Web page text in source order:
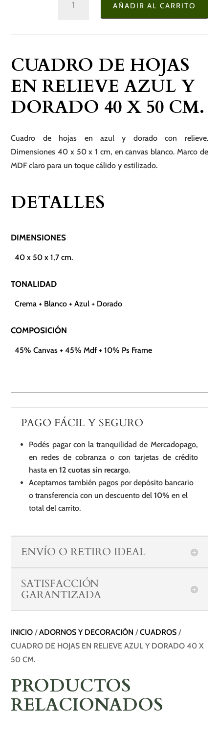
en
Azul
y
Dorado
40
AÑADIR AL CARRITO
CUADRO DE HOJAS
EN RELIEVE AZUL Y
DORADO 40 X 50 CM.
Cuadro de hojas en azul y dorado con relieve.
Dimensiones 40 x 50 x 1 cm, en canvas blanco. Marco de
MDF claro para un toque cálido y estilizado.
DETALLES
DIMENSIONES
40 x 50 x 1,7 cm.
TONALIDAD
Crema + Blanco + Azul + Dorado
COMPOSICIÓN
45% Canvas + 45% Mdf + 10% Ps Frame
PAGO FÁCIL Y SEGURO
Podés pagar con la tranquilidad de Mercadopago,
en redes de cobranza o con tarjetas de crédito
hasta en12 cuotas sin recargo.
Aceptamos también pagos por depósito bancario
o transferencia con un descuento del10% en el
total del carrito.
ENVÍO O RETIRO IDEAL
SATISFACCIÓN
GARANTIZADA
INICIO /ADORNOS Y DECORACIÓN /CUADROS /
CUADRO DE HOJAS EN RELIEVE AZUL Y DORADO 40 X
50 CM.
PRODUCTOS
RELACIONADOS